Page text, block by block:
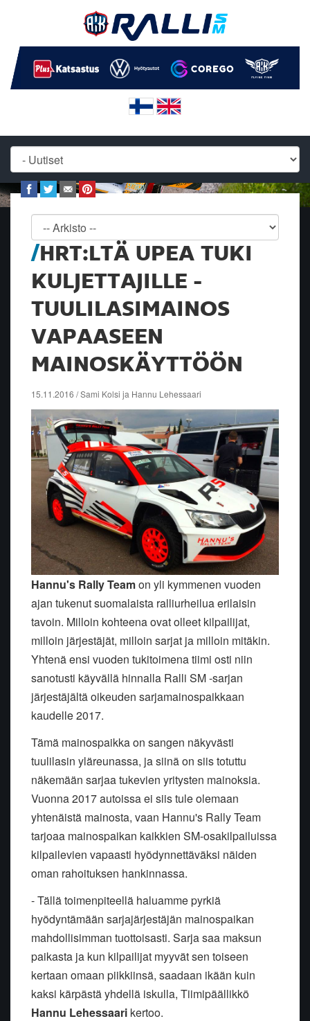
HRT:LTÄ UPEA TUKI
KULJETTAJILLE -
TUULILASIMAINOS
VAPAASEEN
MAINOSKÄYTTÖÖN
15.11.2016 / Sami Kolsi ja Hannu Lehessaari
Hannu's Rally Teamon yli kymmenen vuoden
ajan tukenut suomalaista ralliurheilua erilaisin
tavoin. Milloin kohteena ovat olleet kilpailijat,
milloin järjestäjät, milloin sarjat ja milloin mitäkin.
Yhtenä ensi vuoden tukitoimena tiimi osti niin
sanotusti käyvällä hinnalla Ralli SM -sarjan
järjestäjältä oikeuden sarjamainospaikkaan
kaudelle 2017.
Tämä mainospaikka on sangen näkyvästi
tuulilasin yläreunassa, ja siinä on siis totuttu
näkemään sarjaa tukevien yritysten mainoksia.
Vuonna 2017 autoissa ei siis tule olemaan
yhtenäistä mainosta, vaan Hannu's Rally Team
tarjoaa mainospaikan kaikkien SM-osakilpailuissa
kilpailevien vapaasti hyödynnettäväksi näiden
oman rahoituksen hankinnassa.
- Tällä toimenpiteellä haluamme pyrkiä
hyödyntämään sarjajärjestäjän mainospaikan
mahdollisimman tuottoisasti. Sarja saa maksun
paikasta ja kun kilpailijat myyvät sen toiseen
kertaan omaan piikkiinsä, saadaan ikään kuin
kaksi kärpästä yhdellä iskulla, Tiimipäällikkö
Hannu Lehessaari kertoo.